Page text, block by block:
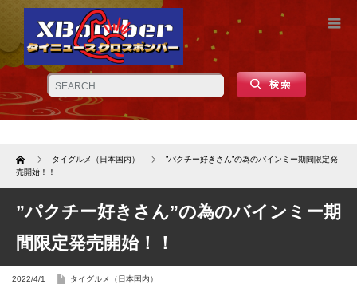
Home タイグルメ（日本国内）
”パクチー好きさん”の為のバインミー期間限定発
売開始！！
”パクチー好きさん”の為のバインミー期
間限定発売開始！！
2022/4/1 タイグルメ（日本国内）